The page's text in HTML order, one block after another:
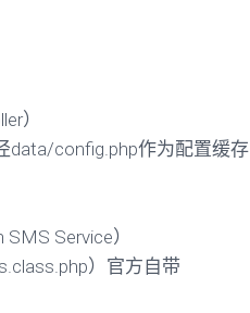
）
data/config.php作为配置缓存
Service）
）官方自带